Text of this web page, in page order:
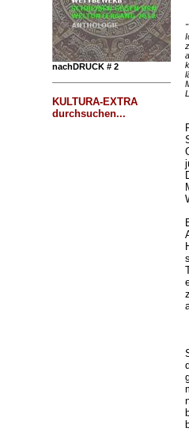
nachDRUCK # 2
KULTURA-EXTRA
durchsuchen...